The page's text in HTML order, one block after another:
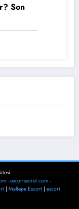
Son
-escortsecret.com -
| Maltepe Escort | escort